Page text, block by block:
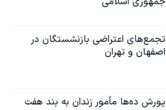
تجمع‌های اعتراضی بازنشستگان در
اصفهان و تهران
یورش ده‌ها مأمور زندان به بند هفت